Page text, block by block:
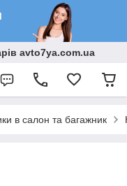
avto7ya.com.ua
в салон та багажник